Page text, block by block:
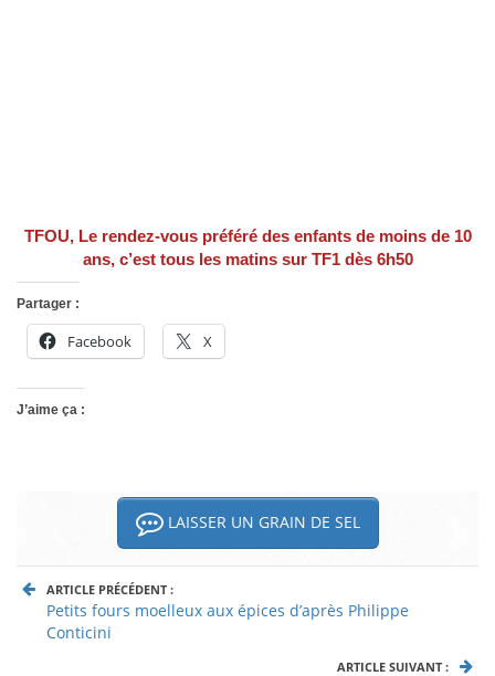
TFOU, Le rendez-vous préféré des enfants de moins de 10
ans, c’est tous les matins sur TF1 dès 6h50
Partager :
Facebook X
J’aime ça :
LAISSER UN GRAIN DE SEL
ARTICLE PRÉCÉDENT :
Petits fours moelleux aux épices d’après Philippe
Conticini
ARTICLE SUIVANT :